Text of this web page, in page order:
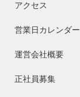
アクセス
営業日カレンダー
運営会社概要
正社員募集